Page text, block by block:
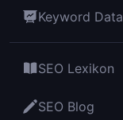
Keyword Data
SEO Lexikon
SEO Blog